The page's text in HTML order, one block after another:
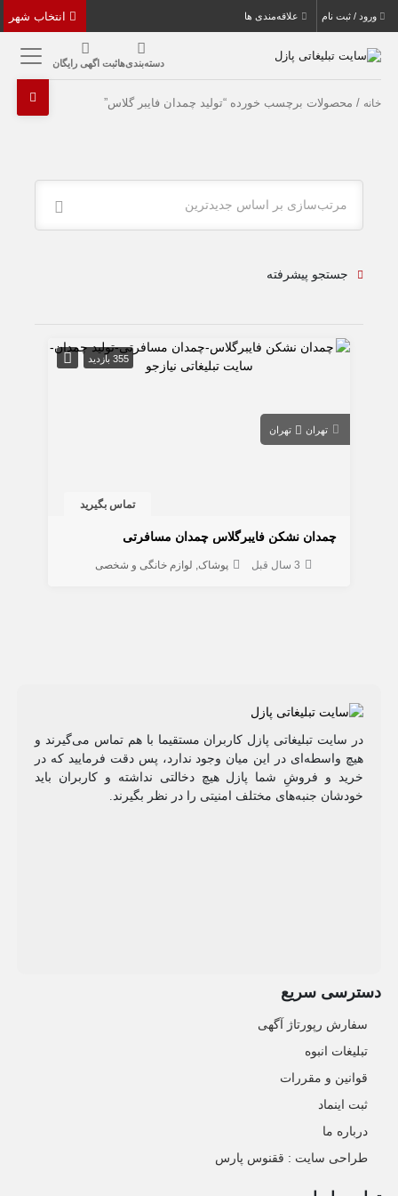
ورود / ثبت نام علاقه‌مندی ها
دسته‌بندی‌هاثبت اگهی رایگان
خانه / محصولات برچسب خورده “تولید چمدان فايبر گلاس”
مرتب‌سازی بر اساس جدیدترین
جستجو پیشرفته
355 بازدید
تهران تهران
تماس بگیرید
چمدان نشکن فایبرگلاس چمدان مسافرتی
3 سال قبل پوشاک لوازم خانگی و شخصی
در سایت تبلیغاتی پازل کاربران مستقیما با هم تماس می‌گیرند و
هیچ واسطه‌ای در این میان وجود ندارد، پس دقت فرمایید که در
خرید و فروشِ شما پازل هیچ دخالتی نداشته و کاربران باید
خودشان جنبه‌های مختلف امنیتی را در نظر بگیرند.
دسترسی سریع
سفارش رپورتاژ آگهی
تبلیغات انبوه
قوانین و مقررات
ثبت اینماد
درباره ما
طراحی سایت : ققنوس پارس